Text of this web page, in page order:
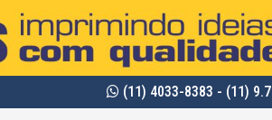
(11) 4033-8383 - (11)